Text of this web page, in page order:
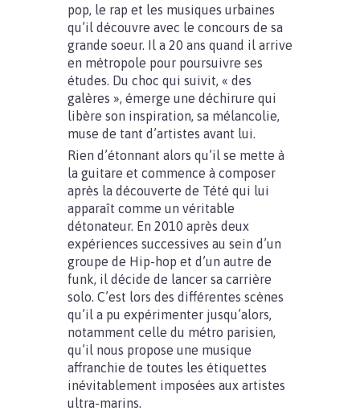
pop, le rap et les musiques urbaines
qu’il découvre avec le concours de sa
grande soeur. Il a 20 ans quand il arrive
en métropole pour poursuivre ses
études. Du choc qui suivit, « des
galères », émerge une déchirure qui
libère son inspiration, sa mélancolie,
muse de tant d’artistes avant lui.
Rien d’étonnant alors qu’il se mette à
la guitare et commence à composer
après la découverte de Tété qui lui
apparaît comme un véritable
détonateur. En 2010 après deux
expériences successives au sein d’un
groupe de Hip-hop et d’un autre de
funk, il décide de lancer sa carrière
solo. C’est lors des différentes scènes
qu’il a pu expérimenter jusqu’alors,
notamment celle du métro parisien,
qu’il nous propose une musique
affranchie de toutes les étiquettes
inévitablement imposées aux artistes
ultra-marins.